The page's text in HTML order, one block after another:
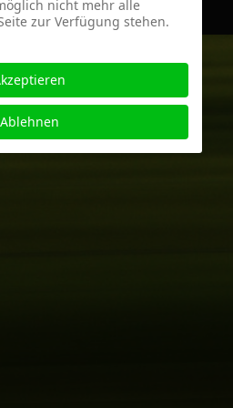
nicht mehr alle
zur Verfügung stehen.
Ablehnen